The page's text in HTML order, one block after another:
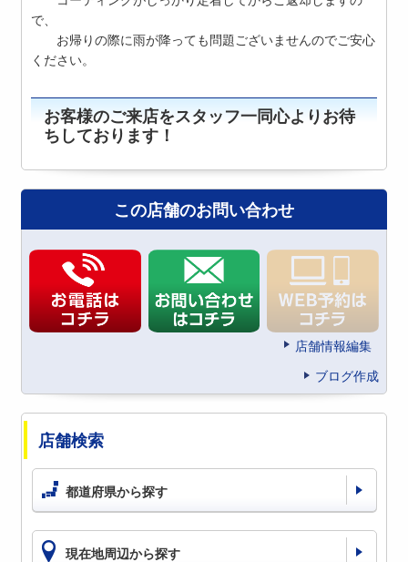
で、
お帰りの際に雨が降っても問題ございませんのでご安心
ください。
お客様のご来店をスタッフ一同心よりお待
ちしております！
この店舗のお問い合わせ
店舗情報編集
ブログ作成
店舗検索
都道府県から探す
現在地周辺から探す